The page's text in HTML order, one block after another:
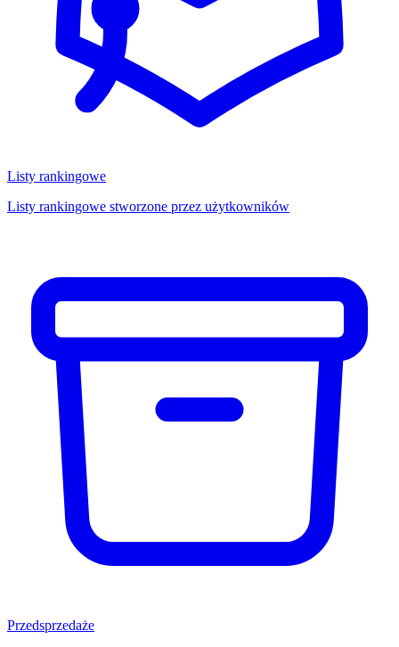
Listy rankingowe
Listy rankingowe stworzone przez użytkowników
Przedsprzedaże